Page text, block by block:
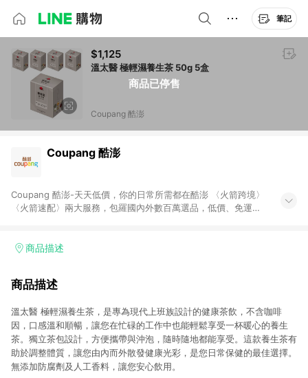
筆記
商品已停售
$1,125
溫太醫 極輕濕養生茶 50g 5盒
Coupang 酷澎
Coupang 酷澎
Coupang 酷澎-天天低價，你的日常所需都在酷澎 〈火箭跨境〉
〈火箭速配〉兩大服務，包羅國內外數百萬選品，低價、免運，
加入WOW會員告別湊免運，火箭速配、火箭跨境優質選品不限金
商品描述
商品描述
溫太醫 極輕濕養生茶，是專為現代上班族設計的健康茶飲，不含咖啡
因，口感溫和順暢，讓您在忙碌的工作中也能輕鬆享受一杯暖心的養生
茶。獨立茶包設計，方便攜帶與沖泡，隨時隨地都能享受。這款養生茶有
助於調整體質，讓您由內而外散發健康光彩，是您日常保健的最佳選擇。
無添加防腐劑及人工香料，讓您安心飲用。